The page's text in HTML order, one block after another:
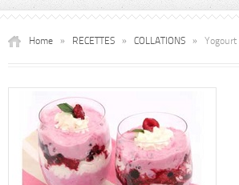
Home » RECETTES » COLLATIONS » Yogourt